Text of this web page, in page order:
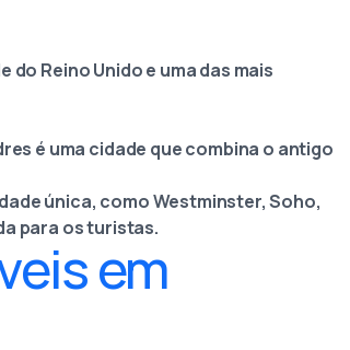
Reino Unido e uma das mais
é uma cidade que combina o antigo
única, como Westminster, Soho,
para os turistas.
em